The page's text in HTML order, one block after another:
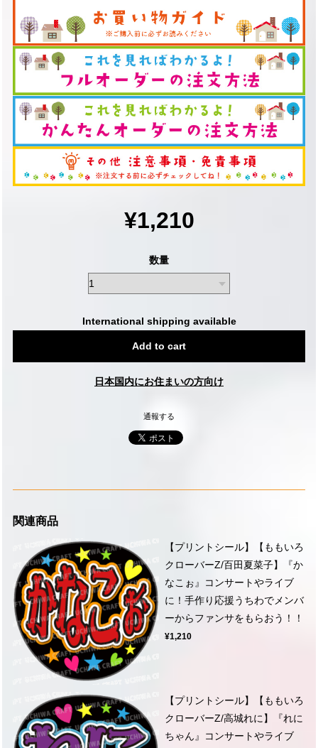
¥1,210
数量
International shipping available
Add to cart
日本国内にお住まいの方向け
通報する
関連商品
【プリントシール】【ももいろ
クローバーZ/百田夏菜子】『か
なこぉ』コンサートやライブ
に！手作り応援うちわでメンバ
ーからファンサをもらおう！！
¥1,210
【プリントシール】【ももいろ
クローバーZ/高城れに】『れに
ちゃん』コンサートやライブ